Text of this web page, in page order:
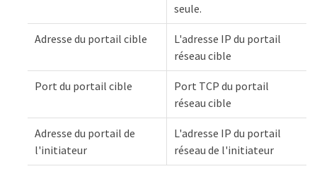
seule.
Adresse du portail cible
L'adresse IP du portail
réseau cible
Port du portail cible
Port TCP du portail
réseau cible
Adresse du portail de
l'initiateur
L'adresse IP du portail
réseau de l'initiateur